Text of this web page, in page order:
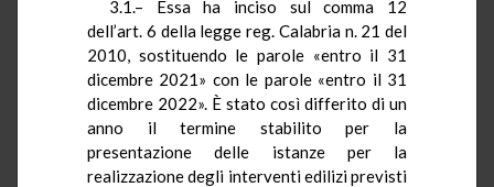
3.1.– Essa ha inciso sul comma 12
dell’art. 6 della legge reg. Calabria n. 21 del
2010, sostituendo le parole «entro il 31
dicembre 2021» con le parole «entro il 31
dicembre 2022». È stato così differito di un
anno il termine stabilito per la
presentazione delle istanze per la
realizzazione degli interventi edilizi previsti